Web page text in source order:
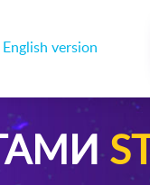
English version